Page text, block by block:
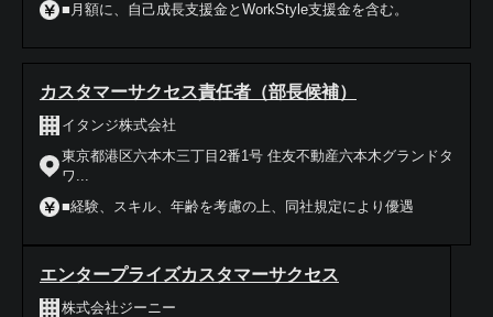
■月額に、自己成長支援金とWorkStyle支援金を含む。
カスタマーサクセス責任者（部長候補）
イタンジ株式会社
東京都港区六本木三丁目2番1号 住友不動産六本木グランドタ
ワ...
■経験、スキル、年齢を考慮の上、同社規定により優遇
エンタープライズカスタマーサクセス
株式会社ジーニー